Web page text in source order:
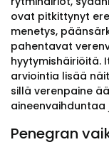
ovat pitkittynyt
menetys,
pahentavat
hyytymishäiriöitä.
arviointia lisää
sillä verenpaine
Penegran